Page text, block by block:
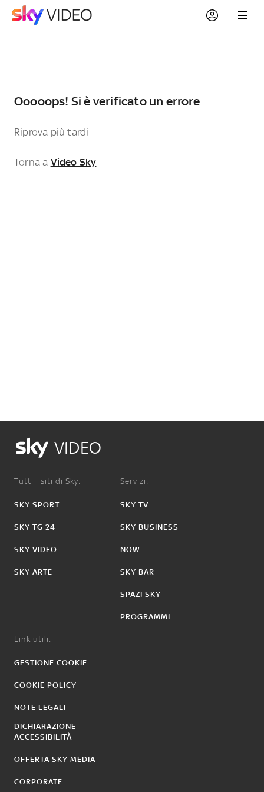
Ooooops! Si è verificato un errore
Riprova più tardi
Torna a Video Sky
VIDEO
Tutti i siti di Sky:
SKY SPORT
SKY TG 24
SKY VIDEO
SKY ARTE
Servizi:
SKY TV
SKY BUSINESS
NOW
SKY BAR
SPAZI SKY
PROGRAMMI
Link utili:
GESTIONE COOKIE
COOKIE POLICY
NOTE LEGALI
DICHIARAZIONE
ACCESSIBILITÀ
OFFERTA SKY MEDIA
CORPORATE